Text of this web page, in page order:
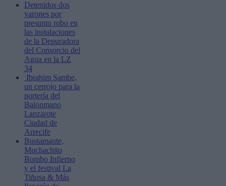
Detenidos dos
varones por
presunto robo en
las instalaciones
de la Depuradora
del Consorcio del
Agua en la LZ
34
Ibrahim Sambe,
un cerrojo para la
portería del
Balonmano
Lanzarote
Ciudad de
Arrecife
Bustamante,
Muchachito
Bombo Infierno
y el festival La
Tiñosa & Más